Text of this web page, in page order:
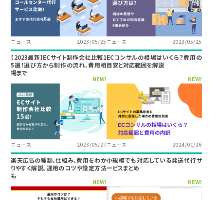
ニュース 2023/05/25 ニュース 2023/05/25
【2023最新】ECサイト制作会社比較1
5選！選び方から制作の流れ、費用相
場まで
NEW!
ニュース 2023/05/27
ECコンサルの相場はいくら？費用の
目安と対応範囲を解説
NEW!
ニュース 2024/01/16
楽天広告の種類、仕組み、費用をわか
りやすく解説。運用のコツや設定方法
も
NEW!
小規模でも対応している発送代行サ
ービスまとめ
NEW!